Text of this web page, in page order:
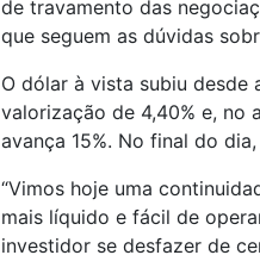
de travamento das
que seguem as dúvidas
O dólar à vista subiu desde
valorização de 4,40% e, no
avança 15%. No final do
“Vimos hoje uma
mais líquido e fácil de
investidor se desfazer de